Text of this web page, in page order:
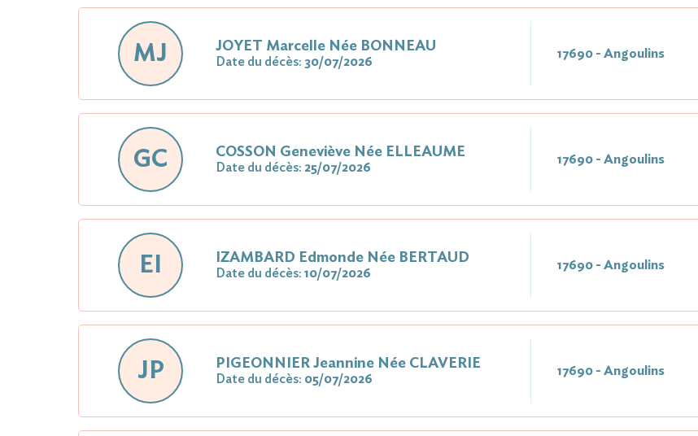
MJ JOYET Marcelle Née BONNEAU
Date du décès: 30/07/2026
17690 - Angoulins
GC COSSON Geneviève Née ELLEAUME
Date du décès: 25/07/2026
17690 - Angoulins
EI IZAMBARD Edmonde Née BERTAUD
Date du décès: 10/07/2026
17690 - Angoulins
JP PIGEONNIER Jeannine Née CLAVERIE
Date du décès: 05/07/2026
17690 - Angoulins